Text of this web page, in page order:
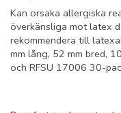
Kan orsaka allergiska
överkänsliga mot latex
rekommendera till
mm lång, 52 mm bred,
och RFSU 17006 30-